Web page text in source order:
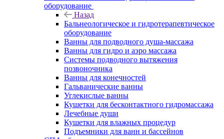
оборудование
Назад
Бальнеологическое и гидротерапевтическое
оборудование
Ванны для подводного душа-массажа
Ванны для гидро и аэро массажа
Системы подводного вытяжения
позвоночника
Ванны для конечностей
Гальванические ванны
Углекислые ванны
Кушетки для бесконтактного гидромассажа
Лечебные души
Кушетки для влажных процедур
Подъемники для ванн и бассейнов